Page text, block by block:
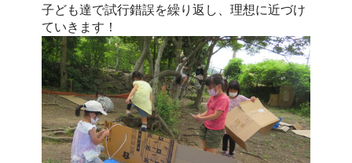
子ども達で試行錯誤を繰り返し、理想に近づけ
ていきます！